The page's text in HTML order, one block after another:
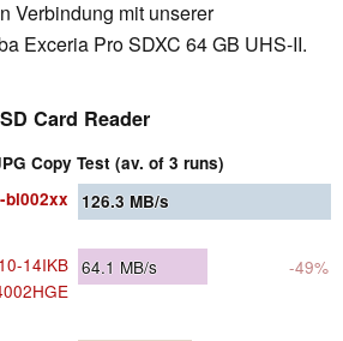
Verbindung mit unserer
Exceria Pro SDXC 64 GB UHS-II.
SD Card Reader
Copy Test (av. of 3 runs)
bl002xx
126.3 MB/s
14IKB 64.1 MB/s -49%